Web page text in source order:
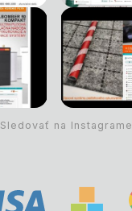
Sledovať na Instagrame